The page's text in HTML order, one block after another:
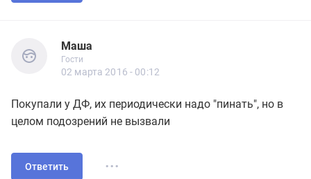
Маша
Маша
Гости
Гости
02 марта 2016 - 00:12
Покупали у ДФ, их периодически надо "пинать", но в
целом подозрений не вызвали
Ответить ...